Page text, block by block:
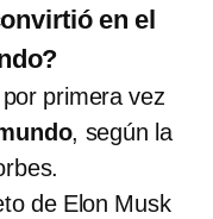
en el
primera vez
, según la
de Elon Musk